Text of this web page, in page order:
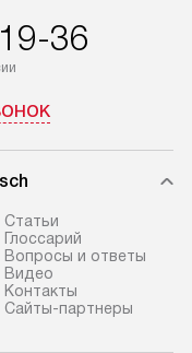
36
Cтатьи
Глоссарий
Вопросы и ответы
Видео
Контакты
Сайты-партнеры